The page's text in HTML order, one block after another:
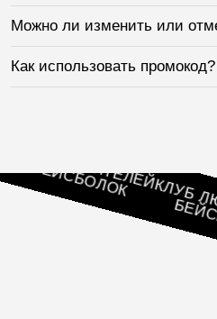
Можно ли изменить или
Как использовать промокод?
БЕЙСБОЛОК КЛУБ